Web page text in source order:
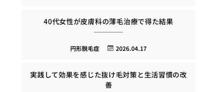
40代女性が皮膚科の薄毛治療で得た結果
2026.04.17
円形脱毛症
実践して効果を感じた抜け毛対策と生活習慣の改
善